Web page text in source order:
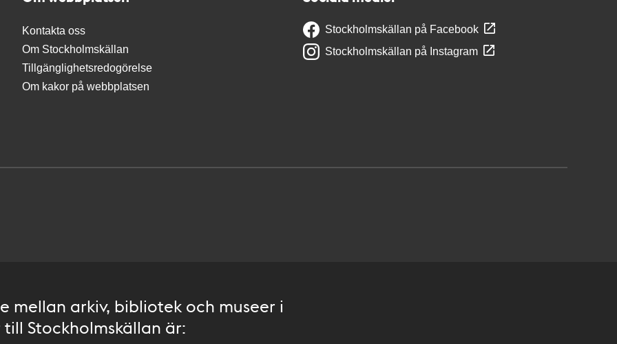
Kontakta oss
Om Stockholmskällan
Tillgänglighetsredogörelse
Om kakor på webbplatsen
Stockholmskällan på Facebook
Stockholmskällan på Instagram
mellan arkiv, bibliotek och museer i
Stockholmskällan är: